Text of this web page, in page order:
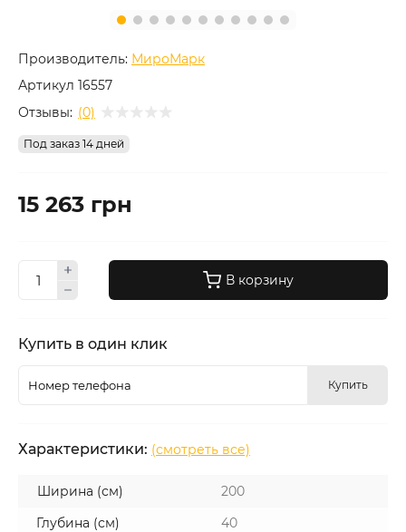
Производитель: МироМарк
Артикул 16557
Отзывы: (0)
Под заказ 14 дней
15 263 грн
В корзину
Купить в один клик
Купить
Характеристики: (смотреть все)
Ширина (см)
200
Глубина (см)
40